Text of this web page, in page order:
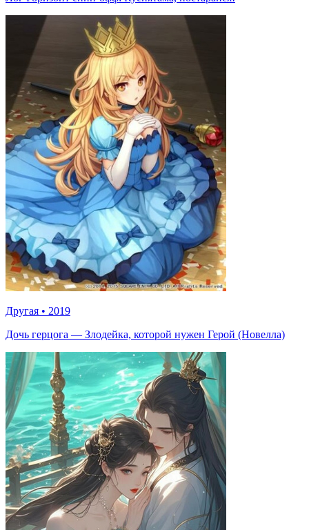
Другая • 2019
Дочь герцога — Злодейка, которой нужен Герой (Новелла)